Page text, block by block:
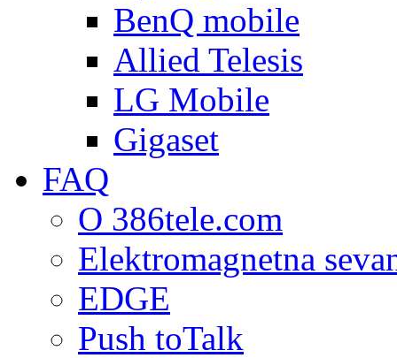
BenQ mobile
Allied Telesis
LG Mobile
Gigaset
FAQ
O 386tele.com
Elektromagnetna
EDGE
Push toTalk